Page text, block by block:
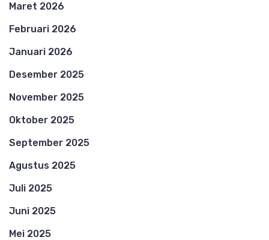
Maret 2026
Februari 2026
Januari 2026
Desember 2025
November 2025
Oktober 2025
September 2025
Agustus 2025
Juli 2025
Juni 2025
Mei 2025